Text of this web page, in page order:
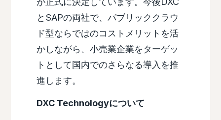
とSAPの両社で、パブリッククラウ
ド型ならではのコストメリットを活
かしながら、小売業企業をターゲッ
トとして国内でのさらなる導入を推
進します。
DXC Technologyについて